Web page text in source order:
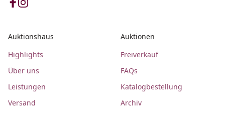
Auktionshaus
Highlights
Über uns
Leistungen
Versand
Auktionen
Freiverkauf
FAQs
Katalogbestellung
Archiv